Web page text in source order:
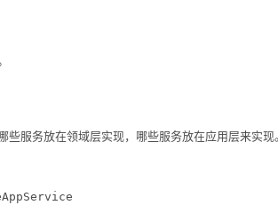
服务放在领域层实现，哪些服务放在应用层来实现。